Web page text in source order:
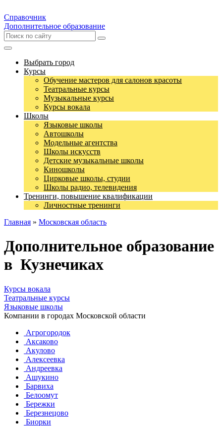
Справочник
Дополнительное образование
Выбрать город
Курсы
Обучение мастеров для салонов красоты
Театральные курсы
Музыкальные курсы
Курсы вокала
Школы
Языковые школы
Автошколы
Модельные агентства
Школы искусств
Детские музыкальные школы
Киношколы
Цирковые школы, студии
Школы радио, телевидения
Тренинги, повышение квалификации
Личностные тренинги
Главная » Московская область
Дополнительное образование
в Кузнечиках
Курсы вокала
Театральные курсы
Языковые школы
Компании в городах Московской области
Агрогородок
Аксаково
Акулово
Алексеевка
Андреевка
Ашукино
Барвиха
Белоомут
Бережки
Березнецово
Биорки